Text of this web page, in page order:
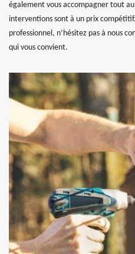
également vous accompagner tout
interventions sont à un prix
professionnel, n’hésitez pas à nous
qui vous convient.